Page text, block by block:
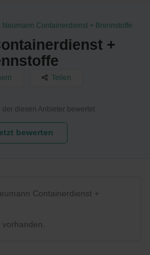
Neumann Containerdienst + Brennstoffe
+
Teilen
der diesen Anbieter bewertet
bewerten
Containerdienst +